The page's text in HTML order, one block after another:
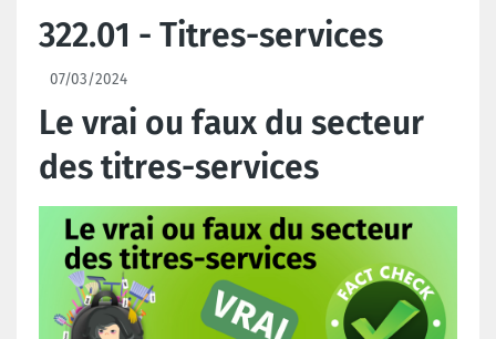
322.01 - Titres-services
07/03/2024
Le vrai ou faux du secteur
des titres-services